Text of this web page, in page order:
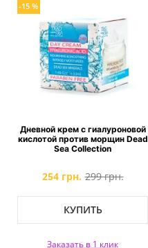
-15 %
Дневной крем с гиалуроновой
кислотой против морщин Dead
Sea Collection
254 грн. 299 грн.
КУПИТЬ
Заказать в 1 клик